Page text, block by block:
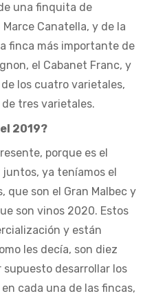
una finquita de
Canatella, y de la
finca más importante de
el Cabanet Franc, y
los cuatro varietales,
tres varietales.
2019?
porque es el
juntos, ya teníamos el
que son el Gran Malbec y
son vinos 2020. Estos
y están
les decía, son diez
supuesto desarrollar los
cada una de las fincas,